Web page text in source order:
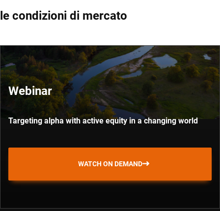
le condizioni di mercato
Webinar
Targeting alpha with active equity in a changing world
WATCH ON DEMAND